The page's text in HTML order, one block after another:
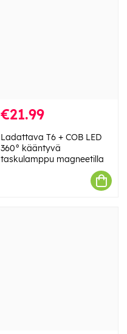
€21.99
Ladattava T6 + COB LED
360° kääntyvä
taskulamppu magneetilla